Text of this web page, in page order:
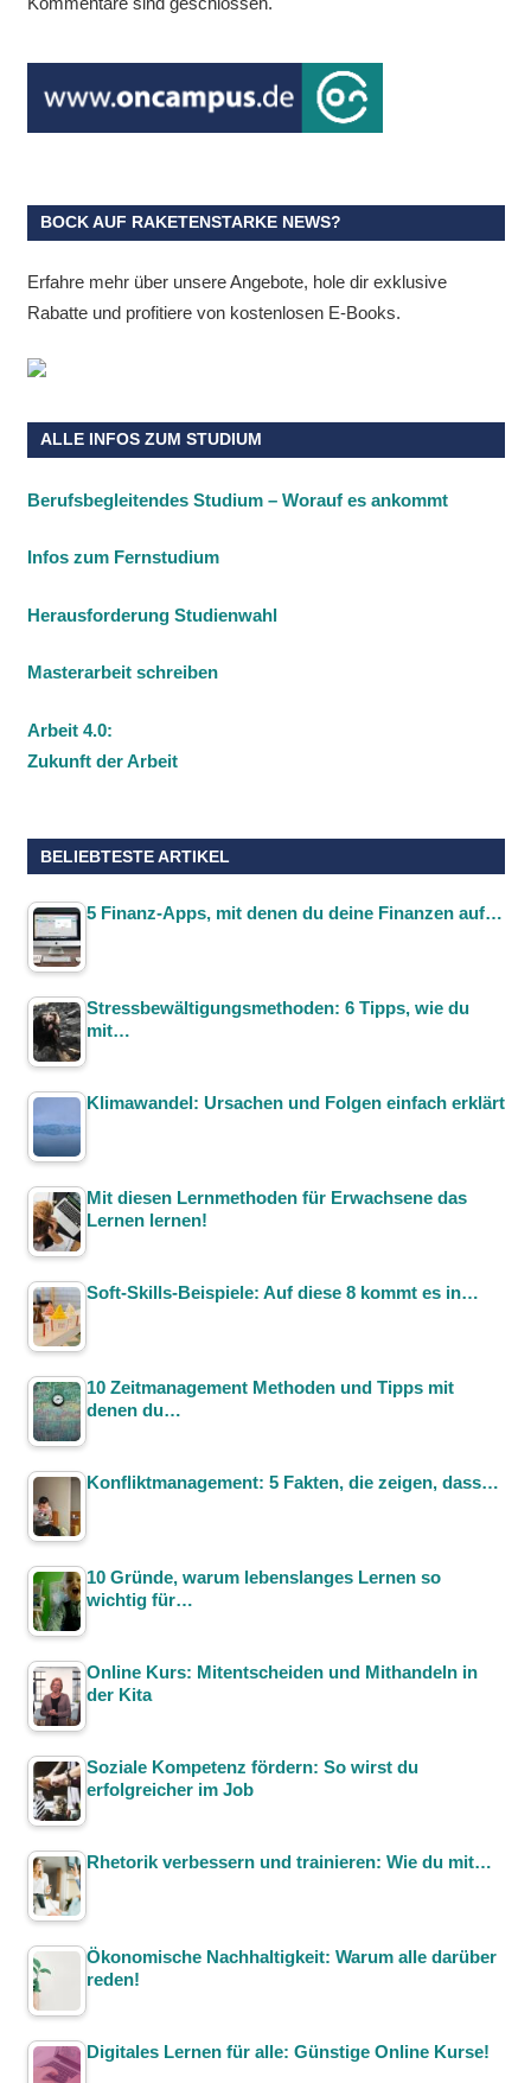
BOCK AUF RAKETENSTARKE NEWS?
Erfahre mehr über unsere Angebote, hole dir exklusive
Rabatte und profitiere von kostenlosen E-Books.
ALLE INFOS ZUM STUDIUM
Berufsbegleitendes Studium – Worauf es ankommt
Infos zum Fernstudium
Herausforderung Studienwahl
Masterarbeit schreiben
Arbeit 4.0:
Zukunft der Arbeit
BELIEBTESTE ARTIKEL
5 Finanz-Apps, mit denen du deine Finanzen auf…
Stressbewältigungsmethoden: 6 Tipps, wie du
mit…
Klimawandel: Ursachen und Folgen einfach erklärt
Mit diesen Lernmethoden für Erwachsene das
Lernen lernen!
Soft-Skills-Beispiele: Auf diese 8 kommt es in…
10 Zeitmanagement Methoden und Tipps mit
denen du…
Konfliktmanagement: 5 Fakten, die zeigen, dass…
10 Gründe, warum lebenslanges Lernen so
wichtig für…
Online Kurs: Mitentscheiden und Mithandeln in
der Kita
Soziale Kompetenz fördern: So wirst du
erfolgreicher im Job
Rhetorik verbessern und trainieren: Wie du mit…
Ökonomische Nachhaltigkeit: Warum alle darüber
reden!
Digitales Lernen für alle: Günstige Online Kurse!